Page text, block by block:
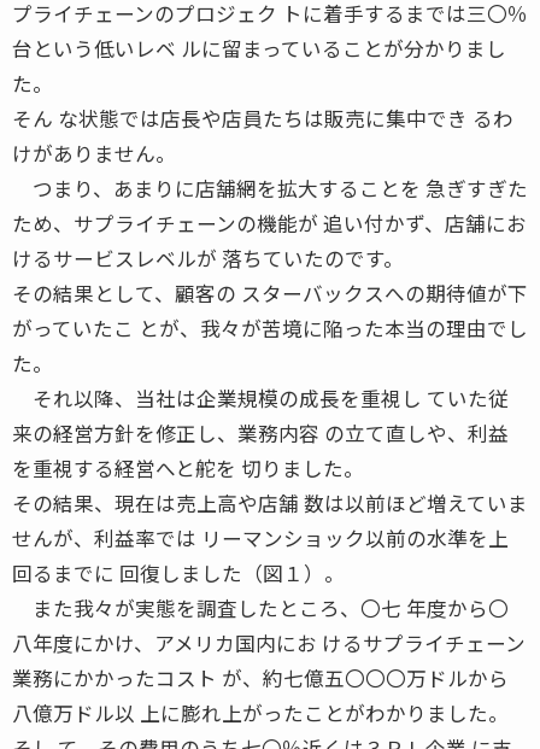
プライチェーンのプロジェク トに着手するまでは三〇％
台という低いレベ ルに留まっていることが分かりまし
た。
そん な状態では店長や店員たちは販売に集中でき るわ
けがありません。
つまり、あまりに店舗網を拡大することを 急ぎすぎた
ため、サプライチェーンの機能が 追い付かず、店舗にお
けるサービスレベルが 落ちていたのです。
その結果として、顧客の スターバックスへの期待値が下
がっていたこ とが、我々が苦境に陥った本当の理由でし
た。
それ以降、当社は企業規模の成長を重視し ていた従
来の経営方針を修正し、業務内容 の立て直しや、利益
を重視する経営へと舵を 切りました。
その結果、現在は売上高や店舗 数は以前ほど増えていま
せんが、利益率では リーマンショック以前の水準を上
回るまでに 回復しました（図１）。
また我々が実態を調査したところ、〇七 年度から〇
八年度にかけ、アメリカ国内にお けるサプライチェーン
業務にかかったコスト が、約七億五〇〇〇万ドルから
八億万ドル以 上に膨れ上がったことがわかりました。